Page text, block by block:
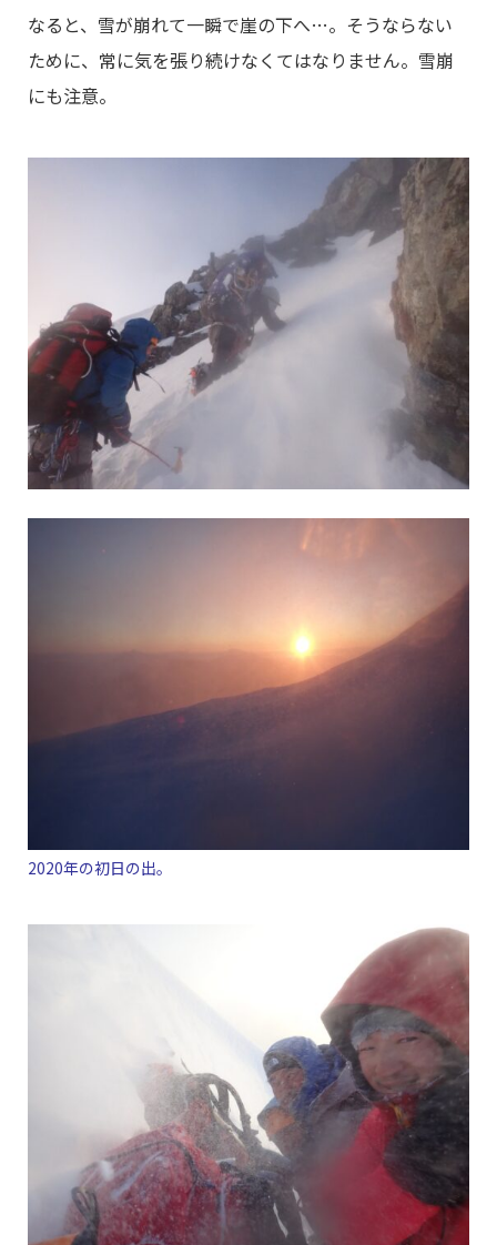
なると、雪が崩れて一瞬で崖の下へ…。そうならない
ために、常に気を張り続けなくてはなりません。雪崩
にも注意。
2020年の初日の出。